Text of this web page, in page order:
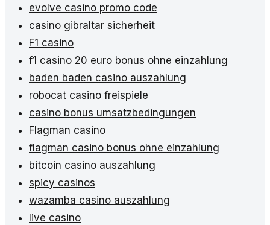
evolve casino promo code
casino gibraltar sicherheit
F1 casino
f1 casino 20 euro bonus ohne einzahlung
baden baden casino auszahlung
robocat casino freispiele
casino bonus umsatzbedingungen
Flagman casino
flagman casino bonus ohne einzahlung
bitcoin casino auszahlung
spicy casinos
wazamba casino auszahlung
live casino